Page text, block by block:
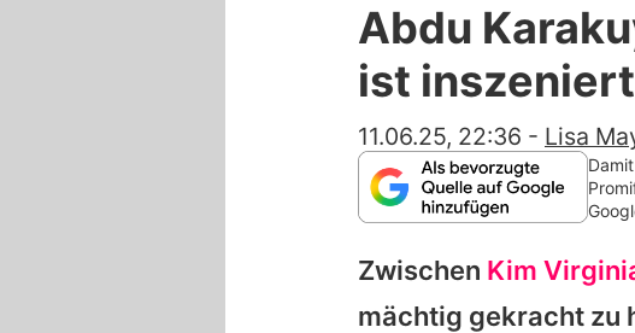
Abdu
ist inszeniert
11.06.25, 22:36 - Lisa
Zwischen Kim
mächtig gekracht zu